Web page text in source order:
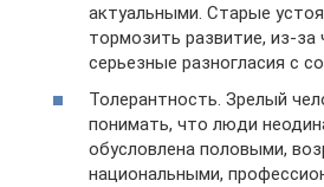
актуальными. Старые
тормозить развитие, из-за
серьезные разногласия с
Толерантность. Зрелый
понимать, что люди
обусловлена половыми,
национальными,